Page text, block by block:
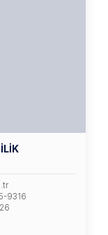
9316